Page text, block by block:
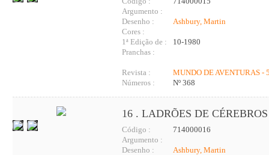
Argumento :
Desenho :
Ashbury, Martin
Cores :
1ª Edição de :
10-1980
Pranchas :
Revista :
MUNDO DE AVENTURAS -
Números :
Nº 368
16 . LADRÕES DE CÉREBROS
Código :
714000016
Argumento :
Desenho :
Ashbury, Martin